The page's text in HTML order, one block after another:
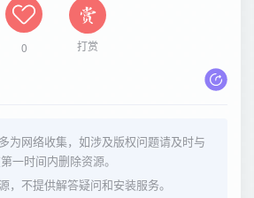
0 打赏
为网络收集，如涉及版权问题请及时与
一时间内删除资源。
，不提供解答疑问和安装服务。